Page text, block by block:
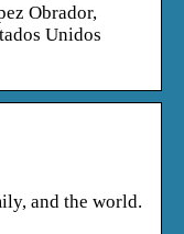
Obrador,
Unidos
and the world.